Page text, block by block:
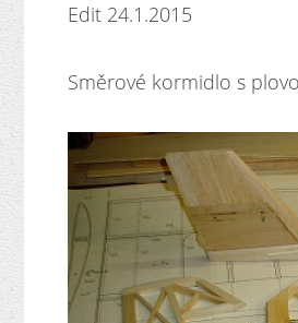
Edit 24.1.2015
Směrové kormidlo s